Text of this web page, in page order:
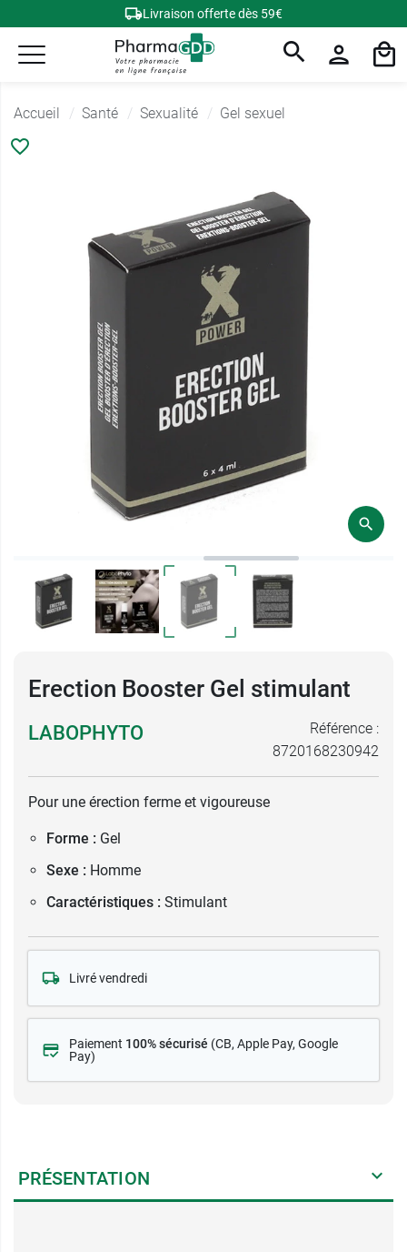
Livraison offerte dès 59€
Accueil Santé Sexualité Gel sexuel
Erection Booster Gel stimulant
LABOPHYTO
Référence :
8720168230942
Pour une érection ferme et vigoureuse
Forme : Gel
Sexe : Homme
Caractéristiques : Stimulant
Livré vendredi
Paiement 100% sécurisé (CB, Apple Pay, Google
Pay)
PRÉSENTATION